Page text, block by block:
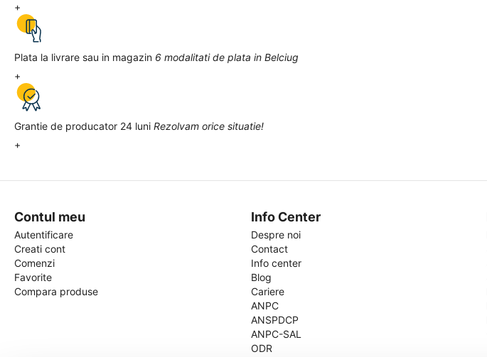
+
Plata la livrare sau in magazin 6 modalitati de plata in Belciug
+
Grantie de producator 24 luni Rezolvam orice situatie!
+
Contul meu
Autentificare
Creati cont
Comenzi
Favorite
Compara produse
Info Center
Despre noi
Contact
Info center
Blog
Cariere
ANPC
ANSPDCP
ANPC-SAL
ODR